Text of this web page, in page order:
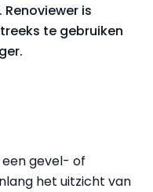
is
te gebruiken
gevel- of
het uitzicht van